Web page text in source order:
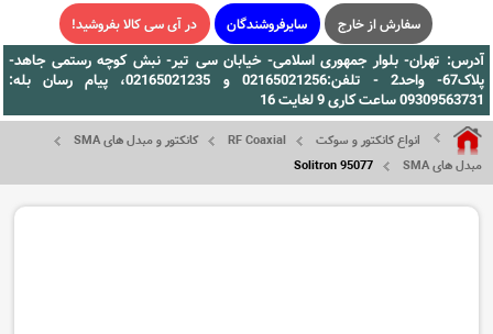
سفارش از خارج سایرفروشندگان در آی سی کالا بفروشید!
آدرس: تهران- بلوار جمهوری اسلامی- خیابان سی تیر- نبش کوچه رستمی جاهد-
پلاک67- واحد2 - تلفن:02165021256 و 02165021235، پیام رسان بله:
09309563731 ساعت کاری 9 لغایت 16
انواع کانکتور و سوکت RF Coaxial
کانکتور و مبدل های SMA
مبدل های SMA
Solitron 95077